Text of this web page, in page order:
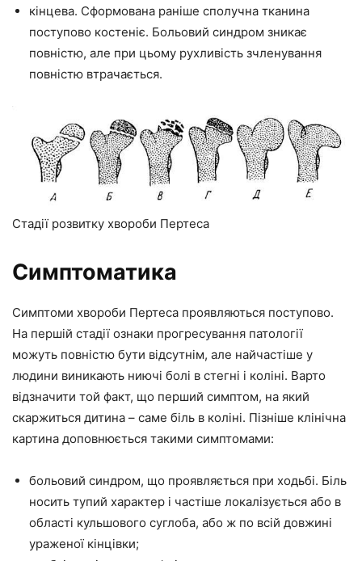
кінцева. Сформована раніше сполучна тканина
поступово костеніє. Больовий синдром зникає
повністю, але при цьому рухливість зчленування
повністю втрачається.
Стадії розвитку хвороби Пертеса
Симптоматика
Симптоми хвороби Пертеса проявляються поступово.
На першій стадії ознаки прогресування патології
можуть повністю бути відсутнім, але найчастіше у
людини виникають ниючі болі в стегні і коліні. Варто
відзначити той факт, що перший симптом, на який
скаржиться дитина – саме біль в коліні. Пізніше клінічна
картина доповнюється такими симптомами:
больовий синдром, що проявляється при ходьбі. Біль
носить тупий характер і частіше локалізується або в
області кульшового суглоба, або ж по всій довжині
ураженої кінцівки;